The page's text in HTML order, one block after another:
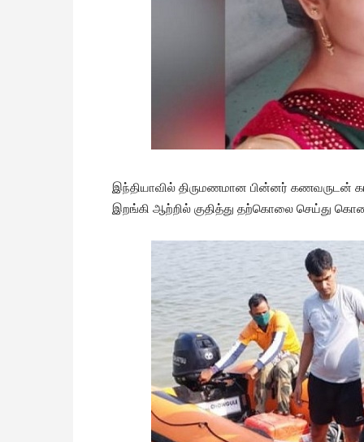
இந்தியாவில் திருமணமான பின்னர் கணவருடன்
இறங்கி ஆற்றில் குதித்து தற்கொலை செய்து